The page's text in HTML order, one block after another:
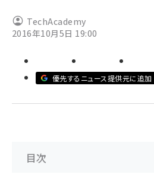
drupal (1956)
abc123 (1360)
TechAcademy
2016年10月5日 19:00
優先するニュース提供元に追加
目次